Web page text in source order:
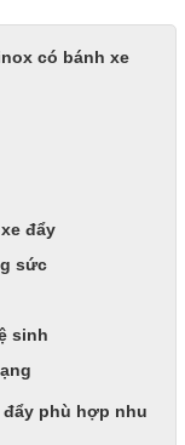
có bánh xe
đẩy
sức
sinh
phù hợp nhu